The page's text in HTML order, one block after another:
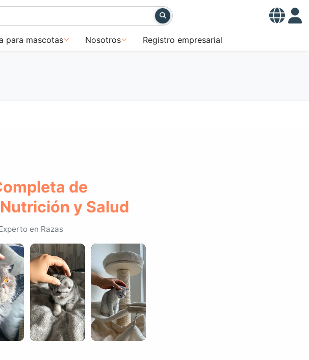
para mascotas Nosotros Registro empresarial
de
y Salud
en Razas